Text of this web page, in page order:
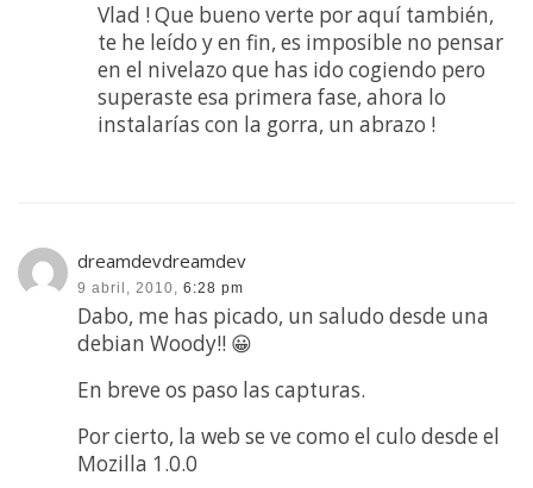
Vlad ! Que bueno verte por aquí también,
te he leído y en fin, es imposible no pensar
en el nivelazo que has ido cogiendo pero
superaste esa primera fase, ahora lo
instalarías con la gorra, un abrazo !
dreamdevdreamdev
9 abril, 2010, 6:28 pm
Dabo, me has picado, un saludo desde una
debian Woody!! 😀
En breve os paso las capturas.
Por cierto, la web se ve como el culo desde el
Mozilla 1.0.0